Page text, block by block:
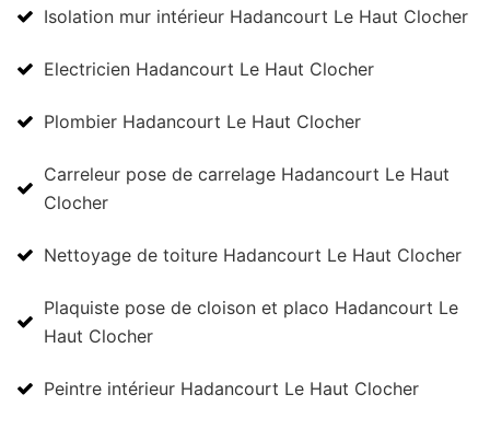
Isolation mur intérieur Hadancourt Le Haut Clocher
Electricien Hadancourt Le Haut Clocher
Plombier Hadancourt Le Haut Clocher
Carreleur pose de carrelage Hadancourt Le Haut
Clocher
Nettoyage de toiture Hadancourt Le Haut Clocher
Plaquiste pose de cloison et placo Hadancourt Le
Haut Clocher
Peintre intérieur Hadancourt Le Haut Clocher